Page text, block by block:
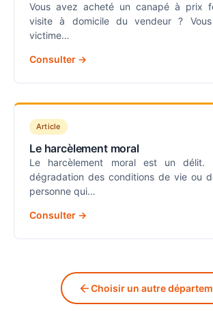
Vous avez acheté un canapé à prix
visite à domicile du vendeur ?
victime…
Consulter →
Article
Le harcèlement moral
Le harcèlement moral est un délit.
dégradation des conditions de vie ou
personne qui…
Consulter →
Choisir un autre